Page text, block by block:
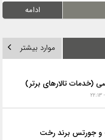
ادامه
موارد بیشتر
(خدمات تالارهای برتر)
و جورتس برند رخت